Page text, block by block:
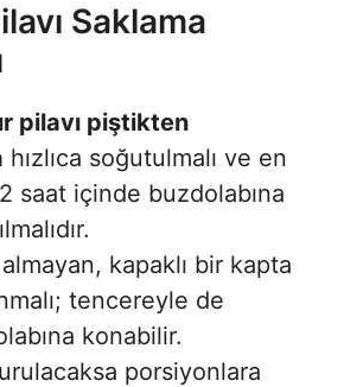
Saklama
pilavı piştikten
hızlıca soğutulmalı ve en
saat içinde buzdolabına
kapaklı bir kapta
tencereyle de
konabilir.
porsiyonlara